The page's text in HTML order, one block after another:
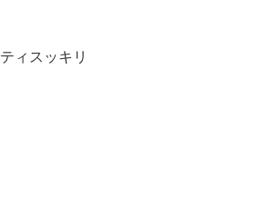
ィスッキリ